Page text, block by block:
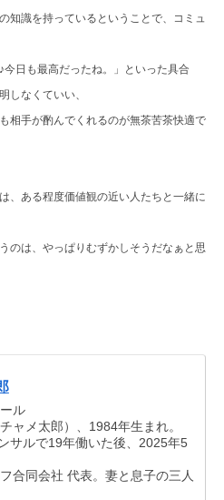
識を持っているということで、コミュ
日も最高だったね。」といった具合
しなくていい、
手が酌んでくれるのが無茶苦茶快適で
、ある程度価値観の近い人たちと一緒に
のは、やっぱりむずかしそうだなぁと思
ル
ャメ太郎）、1984年生まれ。
サルで19年働いた後、2025年5
合同会社 代表。妻と息子の三人